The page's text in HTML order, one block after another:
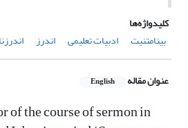
کلیدواژه‌ها
بینامتنیت
ادبیات تعلیمی اندرز
عنوان مقاله English
of the course of sermon in